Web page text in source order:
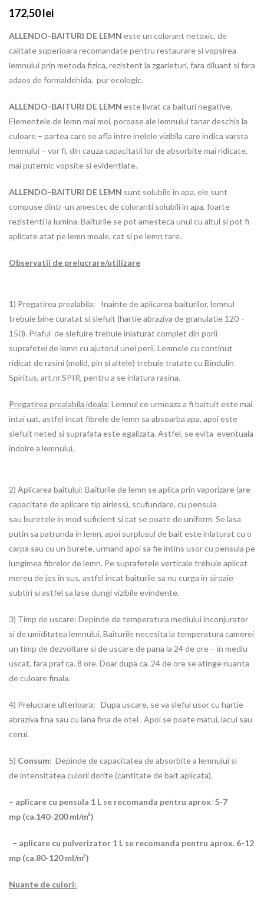
172,50lei
ALLENDO-BAITURI DE LEMN este un colorant netoxic, de
calitate superioara recomandate pentru restaurare si vopsirea
lemnului prin metoda fizica, rezistent la zgarieturi, fara diluant si fara
adaos de formaldehida, pur ecologic.
ALLENDO-BAITURI DE LEMN este livrat ca baituri negative.
Elementele de lemn mai moi, poroase ale lemnului tanar deschis la
culoare – partea care se afla intre inelele vizibila care indica varsta
lemnului – vor fi, din cauza capacitatii lor de absorbite mai ridicate,
mai puternic vopsite si evidentiate.
ALLENDO-BAITURI DE LEMN sunt solubile in apa, ele sunt
compuse dintr-un amestec de coloranti solubili in apa, foarte
rezistenti la lumina. Baiturile se pot amesteca unul cu altul si pot fi
aplicate atat pe lemn moale, cat si pe lemn tare.
Observatii de prelucrare/utilizare
1) Pregatirea prealabila: Inainte de aplicarea baiturilor, lemnul
trebuie bine curatat si slefuit (hartie abraziva de granulatie 120 –
150). Praful de slefuire trebuie inlaturat complet din porii
suprafetei de lemn cu ajutorul unei perii. Lemnele cu continut
ridicat de rasini (molid, pin si altele) trebuie tratate cu Bindulin
Spiritus, art.nr.SPIR, pentru a se inlatura rasina.
Pregatirea prealabila ideala: Lemnul ce urmeaza a fi baituit este mai
intai uat, astfel incat fibrele de lemn sa absoarba apa, apoi este
slefuit neted si suprafata este egalizata. Astfel, se evita eventuala
indoire a lemnului.
2) Aplicarea baitului: Baiturile de lemn se aplica prin vaporizare (are
capacitate de aplicare tip airless), scufundare, cu pensula
sau buretele in mod suficient si cat se poate de uniform. Se lasa
putin sa patrunda in lemn, apoi surplusul de bait este inlaturat cu o
carpa sau cu un burete, urmand apoi sa fie intins usor cu pensula pe
lungimea fibrelor de lemn. Pe suprafetele verticale trebuie aplicat
mereu de jos in sus, astfel incat baiturile sa nu curga in siroaie
subtiri si astfel sa lase dungi vizibile evindente.
3) Timp de uscare: Depinde de temperatura mediului inconjurator
si de umiditatea lemnului. Baiturile necesita la temperatura camerei
un timp de dezvoltare si de uscare de pana la 24 de ore – in mediu
uscat, fara praf ca. 8 ore. Doar dupa ca. 24 de ore se atinge nuanta
de culoare finala.
4) Prelucrare ulterioara: Dupa uscare, se va slefui usor cu hartie
abraziva fina sau cu lana fina de otel . Apoi se poate matui, lacui sau
cerui.
5) Consum: Depinde de capacitatea de absorbite a lemnului si
de intensitatea culorii dorite (cantitate de bait aplicata).
– aplicare cu pensula 1 L se recomanda pentru aprox. 5-7
mp (ca.140-200 ml/m²)
– aplicare cu pulverizator 1 L se recomanda pentru aprox. 6-12
mp (ca.80-120 ml/m²)
Nuante de culori: